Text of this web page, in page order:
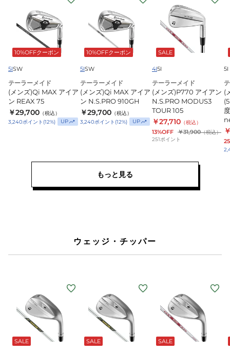
ズ)Qi
MAX
イ
ア
ン
REAX
75
10%OFFクーポン
5ISW
テーラーメイド
(メンズ)Qi MAX アイア
ン REAX 75
￥29,700 （税込）
3,240ポイント (12%) UP
ズ)Qi
MAX
イ
ア
ン
N.S.PRO
910GH
10%OFFクーポン
5ISW
テーラーメイド
(メンズ)Qi MAX アイア
ン N.S.PRO 910GH
￥29,700 （税込）
3,240ポイント (12%) UP
ズ)P770
ア
ン
N.S.PRO
MODUS3
TOUR
105
SALE
4I5I
テーラーメイド
(メンズ)P770 アイアン
N.S.PRO MODUS3
TOUR 105
￥27,710 （税込）
13%OFF ￥31,900（税込）
251ポイント
5I
(
もっと見る
ウェッジ・チッパー
ズ)MILLED
GRIND
HB
SALE
ズ)MILLED
GRIND
SB
SALE
ズ)MILLED
GRIND
SB
SALE